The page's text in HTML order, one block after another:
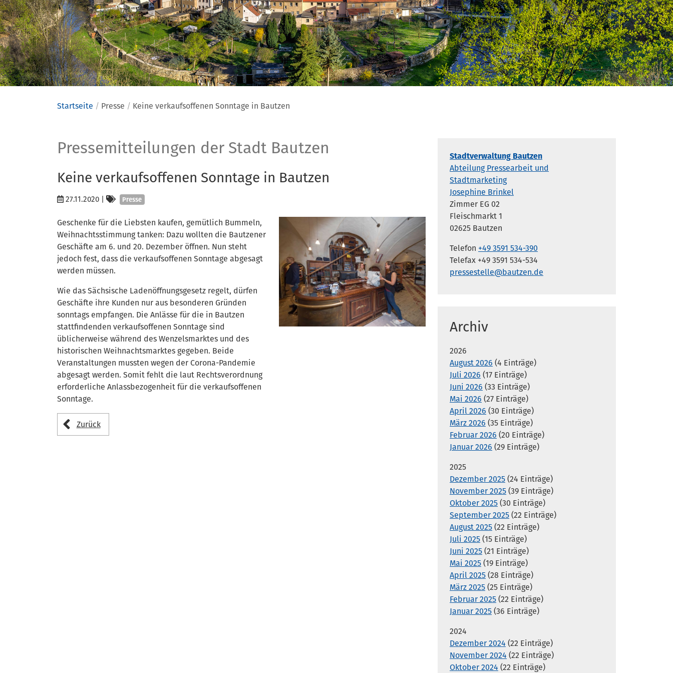
Startseite Presse Keine verkaufsoffenen Sonntage in Bautzen
Presse
Pressemitteilungen der Stadt Bautzen
Keine verkaufsoffenen Sonntage in Bautzen
27.11.2020 | Kategorien
Presse
Geschenke für die Liebsten kaufen, gemütlich Bummeln,
Weihnachtsstimmung tanken: Dazu wollten die Bautzener
Geschäfte am 6. und 20. Dezember öffnen. Nun steht
jedoch fest, dass die verkaufsoffenen Sonntage abgesagt
werden müssen.
Wie das Sächsische Ladenöffnungsgesetz regelt, dürfen
Geschäfte ihre Kunden nur aus besonderen Gründen
sonntags empfangen. Die Anlässe für die in Bautzen
stattfindenden verkaufsoffenen Sonntage sind
üblicherweise während des Wenzelsmarktes und des
historischen Weihnachtsmarktes gegeben. Beide
Veranstaltungen mussten wegen der Corona-Pandemie
abgesagt werden. Somit fehlt die laut Rechtsverordnung
erforderliche Anlassbezogenheit für die verkaufsoffenen
Sonntage.
Zurück
Stadtverwaltung Bautzen
Abteilung Pressearbeit und
Stadtmarketing
Josephine Brinkel
Zimmer EG 02
Fleischmarkt 1
02625 Bautzen
Telefon +49 3591 534-390
Telefax +49 3591 534-534
pressestelle@bautzen.de
Archiv
2026
August 2026 (4 Einträge)
Juli 2026 (17 Einträge)
Juni 2026 (33 Einträge)
Mai 2026 (27 Einträge)
April 2026 (30 Einträge)
März 2026 (35 Einträge)
Februar 2026 (20 Einträge)
Januar 2026 (29 Einträge)
2025
Dezember 2025 (24 Einträge)
November 2025 (39 Einträge)
Oktober 2025 (30 Einträge)
September 2025 (22 Einträge)
August 2025 (22 Einträge)
Juli 2025 (15 Einträge)
Juni 2025 (21 Einträge)
Mai 2025 (19 Einträge)
April 2025 (28 Einträge)
März 2025 (25 Einträge)
Februar 2025 (22 Einträge)
Januar 2025 (36 Einträge)
2024
Dezember 2024 (22 Einträge)
November 2024 (22 Einträge)
Oktober 2024 (22 Einträge)